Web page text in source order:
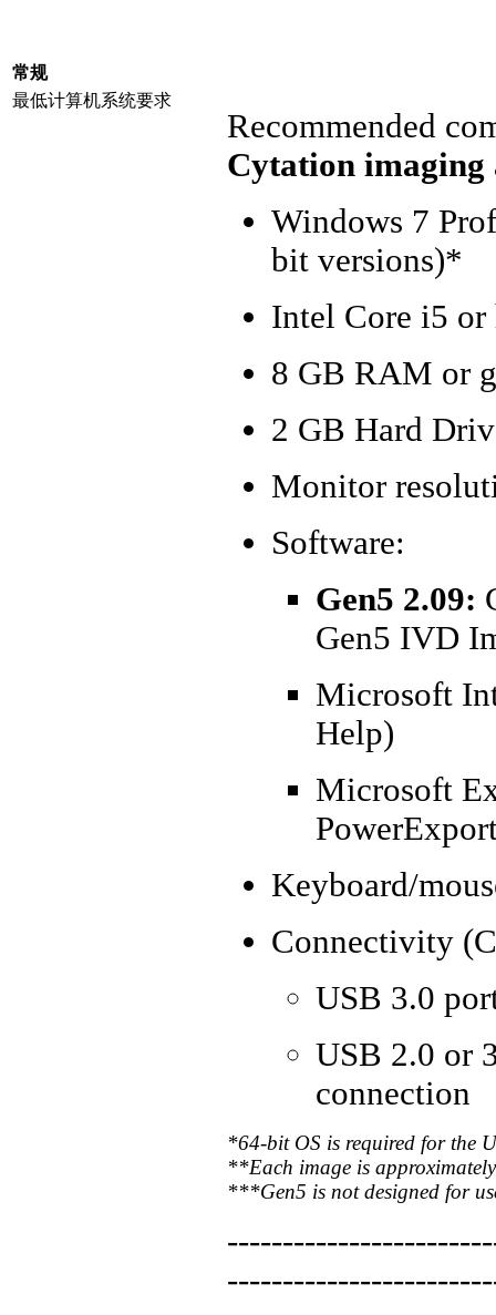
常规
最低计算机系统要求
Recommended
Cytation imaging
Windows 7
bit versions)*
Intel Core i5 or
8 GB RAM or
2 GB Hard
Monitor
Software:
Gen5 2.09:
Gen5 IVD
Microsoft
Help)
Microsoft
Keyboard/
Connectivity
USB 3.0
USB 2.0 or
connection
*64-bit OS is required for the
**Each image is
***Gen5 is not designed for